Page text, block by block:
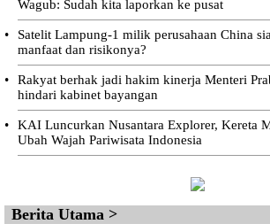
Wagub: Sudah kita laporkan ke pusat
•
Satelit Lampung-1 milik perusahaan China
manfaat dan risikonya?
•
Rakyat berhak jadi hakim kinerja Menteri
hindari kabinet bayangan
•
KAI Luncurkan Nusantara Explorer, Kereta
Ubah Wajah Pariwisata Indonesia
Berita Utama >